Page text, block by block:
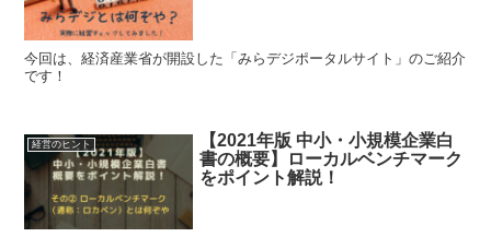
今回は、経済産業省が開設した「みらデジポータルサイト」のご紹介
です！
経営のヒント
【2021年版 中小・小規模企業白
書の概要】ローカルベンチマーク
をポイント解説！